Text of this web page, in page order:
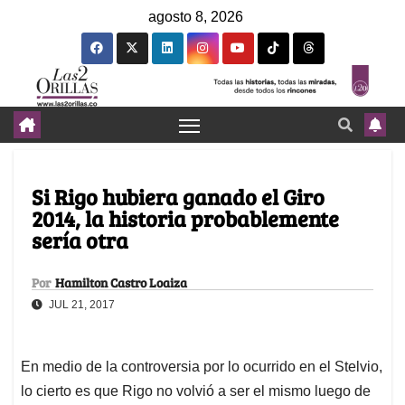
agosto 8, 2026
Si Rigo hubiera ganado el Giro
2014, la historia probablemente
sería otra
Por Hamilton Castro Loaiza
JUL 21, 2017
En medio de la controversia por lo ocurrido en el Stelvio,
lo cierto es que Rigo no volvió a ser el mismo luego de